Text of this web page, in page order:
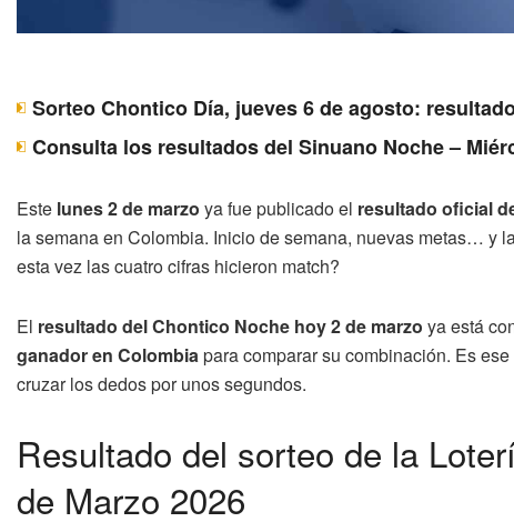
Sorteo Chontico Día, jueves 6 de agosto:
Consulta los resultados del Sinuano Noche –
Este lunes 2 de marzo ya fue publicado el resultado oficial
la semana en Colombia. Inicio de semana, nuevas metas… y
esta vez las cuatro cifras hicieron match?
El resultado del Chontico Noche hoy 2 de marzo ya está
ganador en Colombiapara comparar su combinación. Es
cruzar los dedos por unos segundos.
Resultado del sorteo de la
de Marzo 2026